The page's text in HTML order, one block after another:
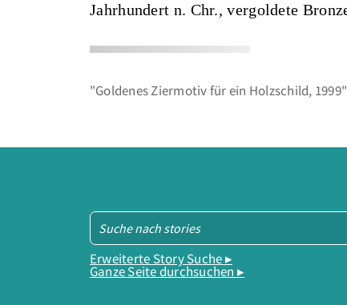
Jahrhundert n. Chr., vergoldete
"Goldenes Ziermotiv für ein Holzschild,
Erweiterte Story Suche ▸
Ganze Seite durchsuchen ▸